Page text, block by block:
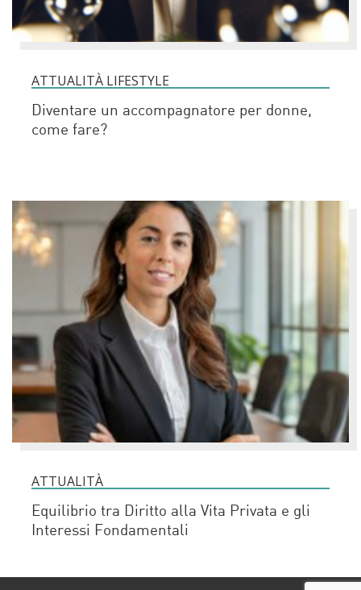
ATTUALITÀ LIFESTYLE
Diventare un accompagnatore per donne,
come fare?
ATTUALITÀ
Equilibrio tra Diritto alla Vita Privata e gli
Interessi Fondamentali